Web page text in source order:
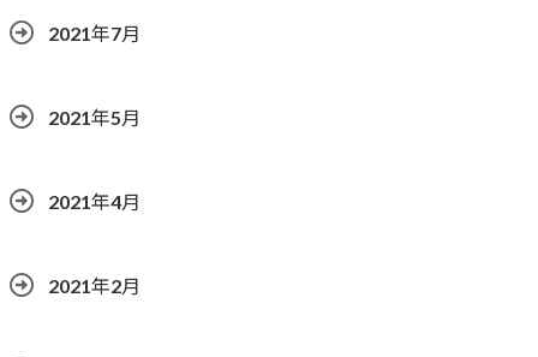
2021年7月
2021年5月
2021年4月
2021年2月